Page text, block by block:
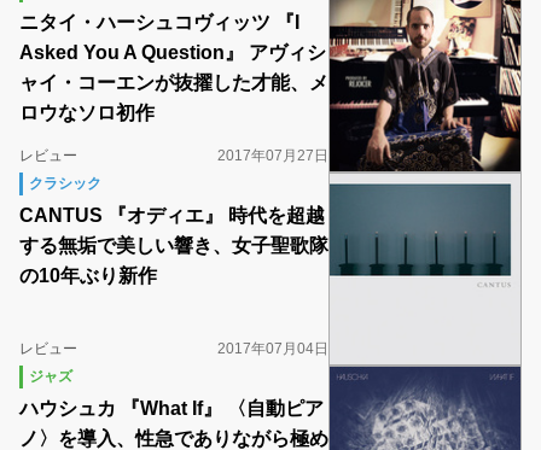
ニタイ・ハーシュコヴィッツ 『I
Asked You A Question』 アヴィシ
ャイ・コーエンが抜擢した才能、メ
ロウなソロ初作
レビュー
2017年07月27日
クラシック
CANTUS 『オディエ』 時代を超越
する無垢で美しい響き、女子聖歌隊
の10年ぶり新作
レビュー
2017年07月04日
ジャズ
ハウシュカ 『What If』 〈自動ピア
ノ〉を導入、性急でありながら極め